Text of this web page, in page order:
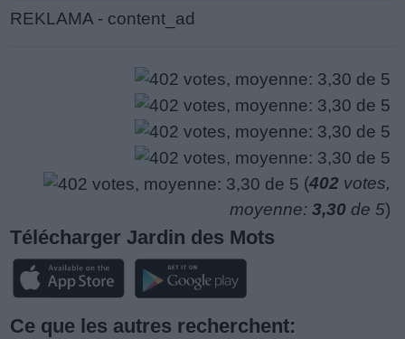
REKLAMA - content_ad
(402 votes,
moyenne: 3,30 de 5)
Télécharger Jardin des Mots
Ce que les autres recherchent: